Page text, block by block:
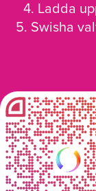
4. Ladda
5. Swisha